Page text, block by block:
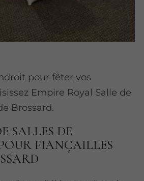
pour fêter vos
Empire Royal Salle de
Brossard.
SALLES DE
FIANÇAILLES